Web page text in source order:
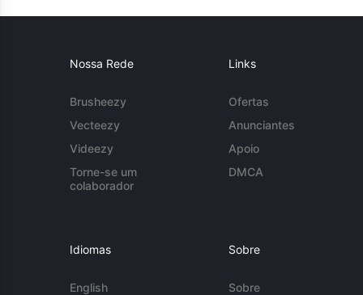
Nossa Rede
Brusheezy
Vecteezy
Videezy
Torne-se um
colaborador
Links
Ofertas
Anunciantes
Apoio
DMCA
Idiomas
English
Sobre
Sobre